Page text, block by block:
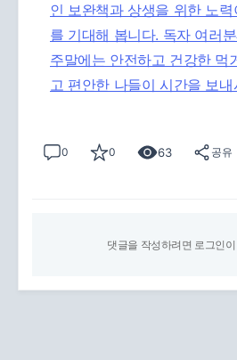
인 보완책과 상생을 위한 노
를 기대해 봅니다. 독자 여러
주말에는 안전하고 건강한 먹
고 편안한 나들이 시간을 보
0 0 63 공유
댓글을 작성하려면 로그인